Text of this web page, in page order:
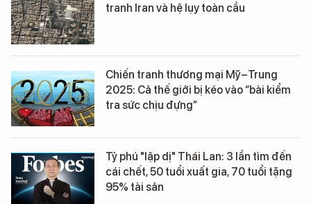
tranh Iran và hệ lụy toàn cầu
Chiến tranh thương mại Mỹ–Trung
2025: Cả thế giới bị kéo vào “bài kiểm
tra sức chịu đựng”
Tỷ phú "lập dị" Thái Lan: 3 lần tìm đến
cái chết, 50 tuổi xuất gia, 70 tuổi tặng
95% tài sản